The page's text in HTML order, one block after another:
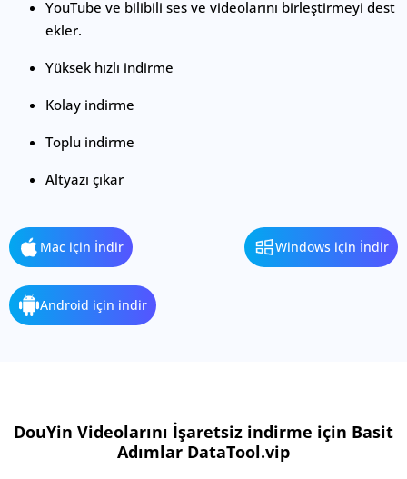
YouTube ve bilibili ses ve videolarını birleştirmeyi dest
ekler.
Yüksek hızlı indirme
Kolay indirme
Toplu indirme
Altyazı çıkar
Mac için İndir Windows için İndir
Android için indir
DouYin Videolarını İşaretsiz indirme için Basit
Adımlar DataTool.vip